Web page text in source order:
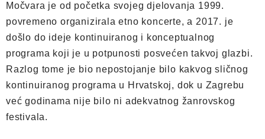
Močvara je od početka svojeg djelovanja 1999.
povremeno organizirala etno koncerte, a 2017. je
došlo do ideje kontinuiranog i konceptualnog
programa koji je u potpunosti posvećen takvoj glazbi.
Razlog tome je bio nepostojanje bilo kakvog sličnog
kontinuiranog programa u Hrvatskoj, dok u Zagrebu
već godinama nije bilo ni adekvatnog žanrovskog
festivala.